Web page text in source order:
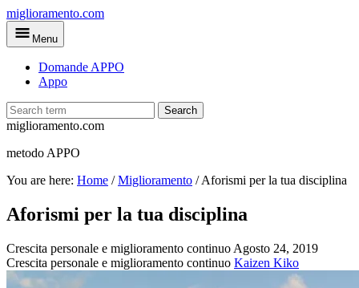
Skip
to
main
miglioramento.com
Menu
Domande APPO
Appo
Search
miglioramento.com
metodo APPO
You are here: Home /Miglioramento /Aforismi per la tua disciplina
Aforismi per la tua disciplina
Crescita personale e miglioramento continuo Agosto 24, 2019
Crescita personale e miglioramento continuo Kaizen Kiko